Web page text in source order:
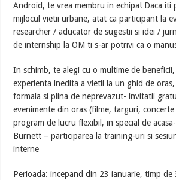
Android, te vrea membru in echipa! Daca iti
mijlocul vietii urbane, atat ca participant la
researcher / aducator de sugestii si idei /
de internship la OM ti s-ar potrivi ca o
In schimb, te alegi cu o multime de
experienta inedita a vietii la un ghid de
formala si plina de neprevazut- invitatii
evenimente din oras (filme, targuri,
program de lucru flexibil, in special de
Burnett – participarea la training-uri si
interne
Perioada: incepand din 23 ianuarie, timp de